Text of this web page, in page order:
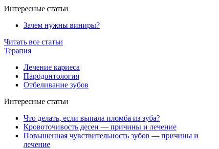
Интересные статьи
Зачем нужны виниры?
Читать все статьи
Терапия
Лечение кариеса
Пародонтология
Отбеливание зубов
Интересные статьи
Что делать, если выпала пломба из зуба?
Кровоточивость десен — причины и лечение
Повышенная чувствительность зубов — причины и
лечение